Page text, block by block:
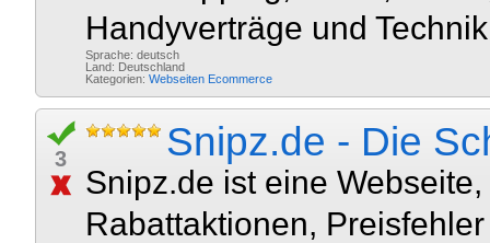
Handyverträge und
Sprache: deutsch
Land: Deutschland
Kategorien: Webseiten Ecommerce
3 Snipz.de - Die
Snipz.de ist eine
Rabattaktionen,